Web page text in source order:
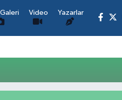
Video Yazarlar